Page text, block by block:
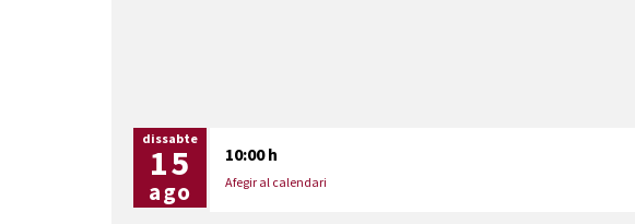
dissabte
15
ago
10:00 h
Afegir al calendari